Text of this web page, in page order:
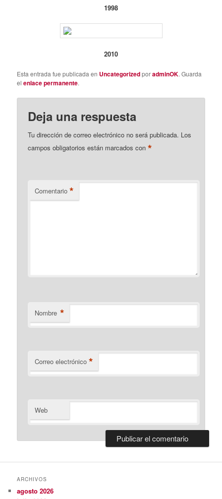
1998
2010
Esta entrada fue publicada en UncategorizedporadminOK. Guarda
elenlace permanente.
Deja una respuesta
Tu dirección de correo electrónico no será publicada. Los
campos obligatorios están marcados con*
Comentario *
Nombre *
Correo electrónico *
Web
ARCHIVOS
agosto 2026